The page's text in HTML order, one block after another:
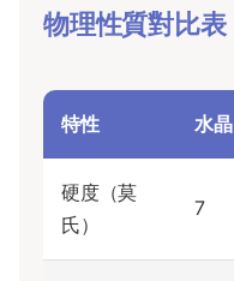
物理性質對比表
特性 水晶
硬度（莫
氏）
7